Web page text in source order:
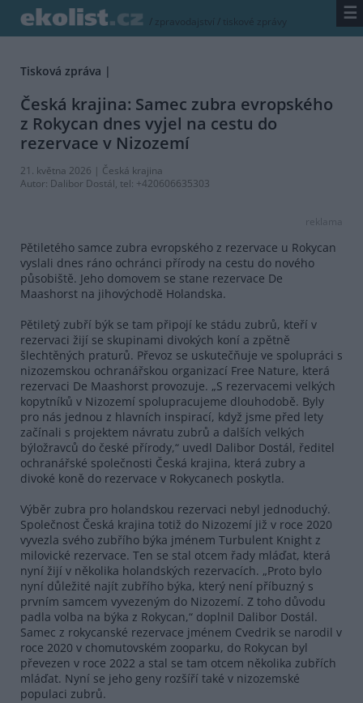
/ zpravodajství / tiskové zprávy ☰
Tisková zpráva |
Česká krajina: Samec zubra evropského
z Rokycan dnes vyjel na cestu do
rezervace v Nizozemí
21. května 2026 | Česká krajina
Autor: Dalibor Dostál, tel: +420606635303
reklama
Pětiletého samce zubra evropského z rezervace u Rokycan
vyslali dnes ráno ochránci přírody na cestu do nového
působiště. Jeho domovem se stane rezervace De
Maashorst na jihovýchodě Holandska.
Pětiletý zubří býk se tam připojí ke stádu zubrů, kteří v
rezervaci žijí se skupinami divokých koní a zpětně
šlechtěných praturů. Převoz se uskutečňuje ve spolupráci s
nizozemskou ochranářskou organizací Free Nature, která
rezervaci De Maashorst provozuje. „S rezervacemi velkých
kopytníků v Nizozemí spolupracujeme dlouhodobě. Byly
pro nás jednou z hlavních inspirací, když jsme před lety
začínali s projektem návratu zubrů a dalších velkých
býložravců do české přírody,“ uvedl Dalibor Dostál, ředitel
ochranářské společnosti Česká krajina, která zubry a
divoké koně do rezervace v Rokycanech poskytla.
Výběr zubra pro holandskou rezervaci nebyl jednoduchý.
Společnost Česká krajina totiž do Nizozemí již v roce 2020
vyvezla svého zubřího býka jménem Turbulent Knight z
milovické rezervace. Ten se stal otcem řady mláďat, která
nyní žijí v několika holandských rezervacích. „Proto bylo
nyní důležité najít zubřího býka, který není příbuzný s
prvním samcem vyvezeným do Nizozemí. Z toho důvodu
padla volba na býka z Rokycan,“ doplnil Dalibor Dostál.
Samec z rokycanské rezervace jménem Cvedrik se narodil v
roce 2020 v chomutovském zooparku, do Rokycan byl
převezen v roce 2022 a stal se tam otcem několika zubřích
mláďat. Nyní se jeho geny rozšíří také v nizozemské
populaci zubrů.